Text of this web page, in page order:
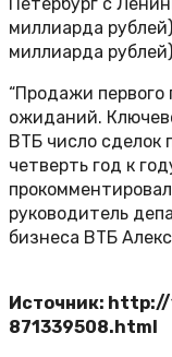
миллиарда
миллиарда
“Продажи
ожиданий.
ВТБ число сделок
четверть год к
руководитель
бизнеса ВТБ
Источник:
871339508.html